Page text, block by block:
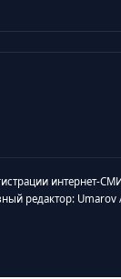
интернет-
редактор: